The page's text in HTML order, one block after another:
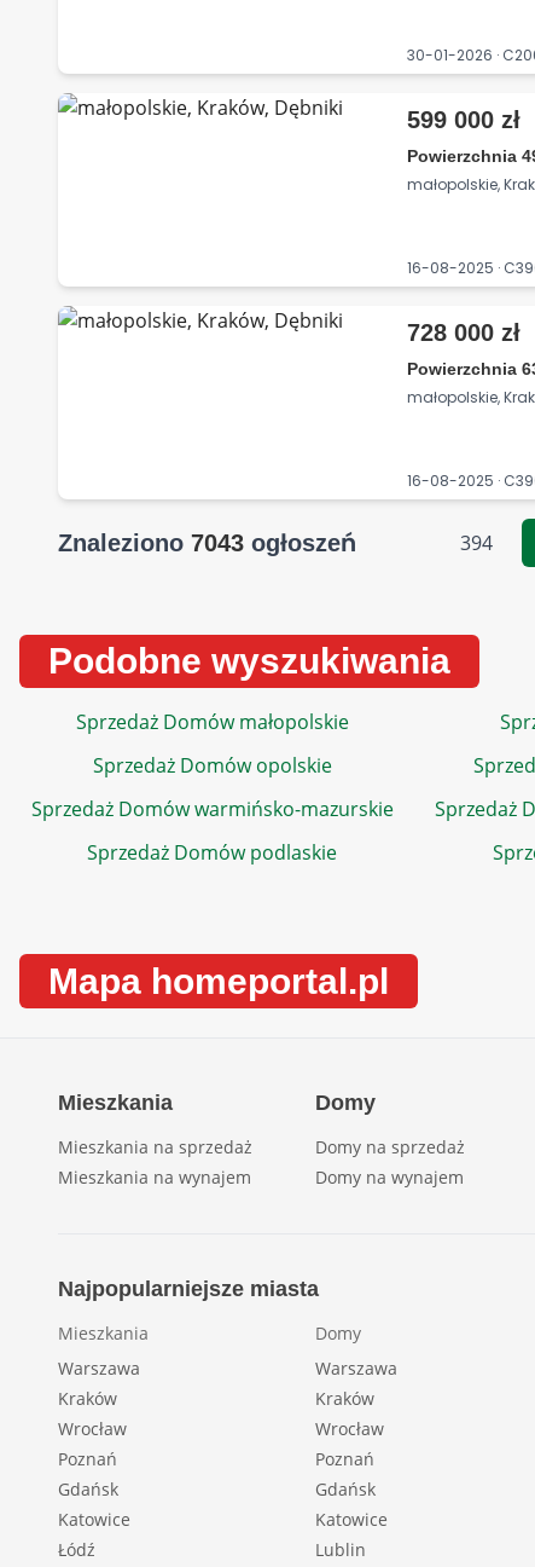
30-01-2026 ·
599 000 zł
Powierzchnia
małopolskie,
16-08-2025 ·
728 000 zł
Powierzchnia
małopolskie,
16-08-2025 ·
Znaleziono 7043 ogłoszeń 394
Podobne wyszukiwania
Sprzedaż Domów małopolskie
Sprzedaż Domów opolskie
Sprzedaż Domów warmińsko-mazurskie
Sprzedaż
Sprzedaż Domów podlaskie
Mapa homeportal.pl
Mieszkania
Mieszkania na sprzedaż
Mieszkania na wynajem
Domy
Domy na sprzedaż
Domy na wynajem
Najpopularniejsze miasta
Mieszkania
Warszawa
Kraków
Wrocław
Poznań
Gdańsk
Katowice
Łódź
Domy
Warszawa
Kraków
Wrocław
Poznań
Gdańsk
Katowice
Lublin